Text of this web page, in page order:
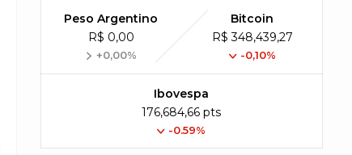
Peso Argentino
R$ 0,00
+0,00%
Bitcoin
R$ 348,439,27
-0,10%
Ibovespa
176,684,66 pts
-0.59%